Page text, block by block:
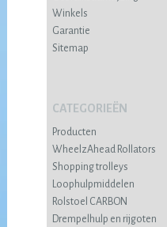
Winkels
Garantie
Sitemap
CATEGORIEËN
Producten
WheelzAhead Rollators
Shopping trolleys
Loophulpmiddelen
Rolstoel CARBON
Drempelhulp en rijgoten